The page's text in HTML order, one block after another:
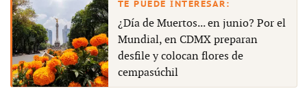
¿Día de Muertos... en junio? Por el
Mundial, en CDMX preparan
desfile y colocan flores de
cempasúchil